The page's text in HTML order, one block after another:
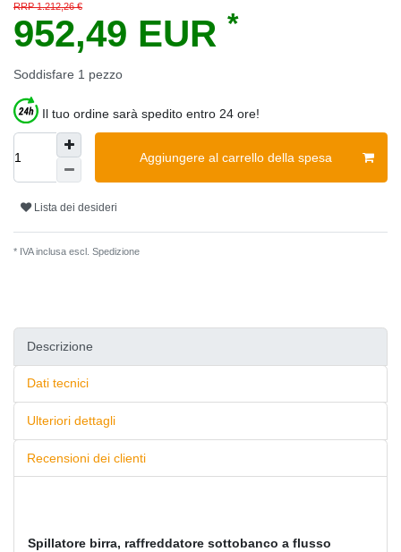
RRP 1.212,26 €
952,49 EUR *
Soddisfare 1 pezzo
Il tuo ordine sarà spedito entro 24 ore!
Aggiungere al carrello della spesa
Lista dei desideri
* IVA inclusa escl. Spedizione
Descrizione
Dati tecnici
Ulteriori dettagli
Recensioni dei clienti
Spillatore birra, raffreddatore sottobanco a flusso